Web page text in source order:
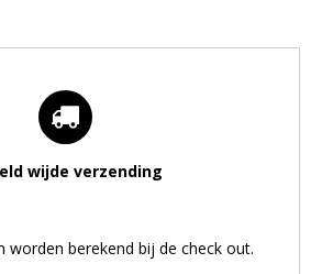
n
e
n
wijde verzending
worden berekend bij de check out.